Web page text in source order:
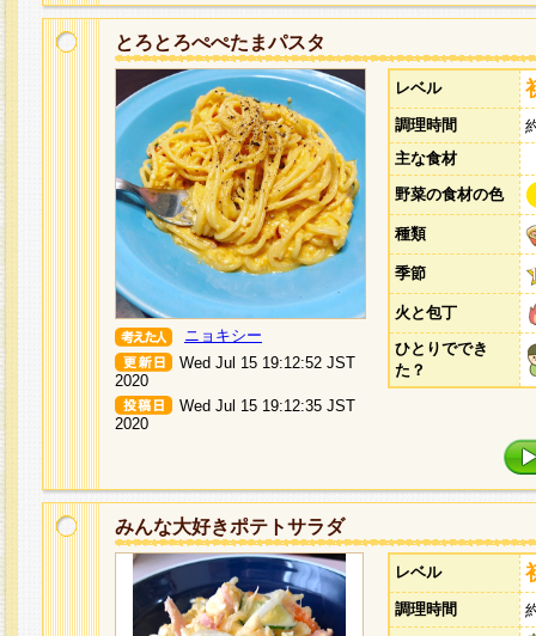
とろとろぺぺたまパスタ
ニョキシー
Wed Jul 15 19:12:52 JST
2020
Wed Jul 15 19:12:35 JST
2020
レベル
調理時間
主な食材
野菜の食材の色
種類
季節
火と包丁
ひとりででき
た？
みんな大好きポテトサラダ
レベル
調理時間